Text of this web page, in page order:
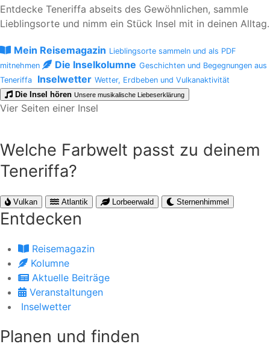
Entdecke Teneriffa abseits des Gewöhnlichen, sammle
Lieblingsorte und nimm ein Stück Insel mit in deinen Alltag.
Mein Reisemagazin Lieblingsorte sammeln und als PDF
mitnehmen
Die Inselkolumne Geschichten und Begegnungen aus
Teneriffa
Inselwetter Wetter, Erdbeben und Vulkanaktivität
Die Insel hören Unsere musikalische Liebeserklärung
Vier Seiten einer Insel
Welche Farbwelt passt zu deinem
Teneriffa?
Vulkan Atlantik Lorbeerwald Sternenhimmel
Entdecken
Reisemagazin
Kolumne
Aktuelle Beiträge
Veranstaltungen
Inselwetter
Planen und finden